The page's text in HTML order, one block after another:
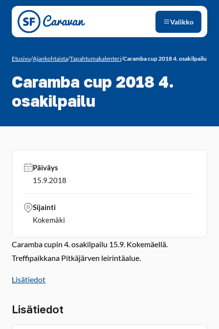
Siirry sivun sisältöön
Valikko
Etusivu/Ajankohtaista/Tapahtumakalenteri/Caramba cup 2018 4. osakilpailu
Caramba cup 2018 4.
osakilpailu
Caramba cupin 4. osakilpailu 15.9. Kokemäellä.
Treffipaikkana Pitkäjärven leirintäalue.
Lisätiedot
Lisätiedot
Päiväys
15.9.2018
Sijainti
Kokemäki